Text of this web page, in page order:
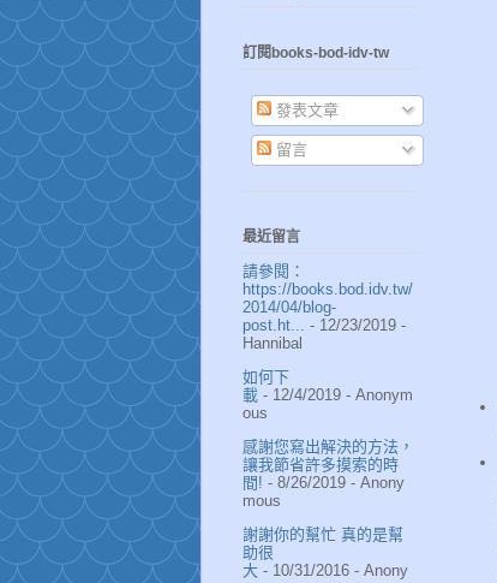
訂閱books-bod-idv-tw
發表文章
留言
最近留言
請參閱：
https://books.bod.idv.tw/
2014/04/blog-
post.ht...
- 12/23/2019 -
Hannibal
如何下
載 - 12/4/2019 - Anonym
ous
感謝您寫出解決的方法，
讓我節省許多摸索的時
間! - 8/26/2019 - Anony
mous
謝謝你的幫忙 真的是幫
助很
大 - 10/31/2016 - Anony